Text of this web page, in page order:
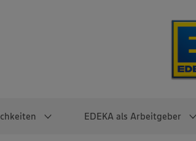
EDEKA als Arbeitgeber